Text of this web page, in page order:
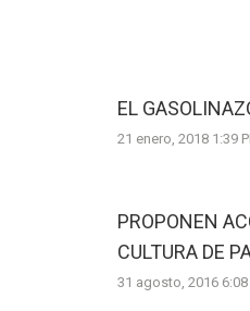
EL
21 enero, 2018 1:39
PROPONEN
CULTURA DE
31 agosto, 2016 6:08